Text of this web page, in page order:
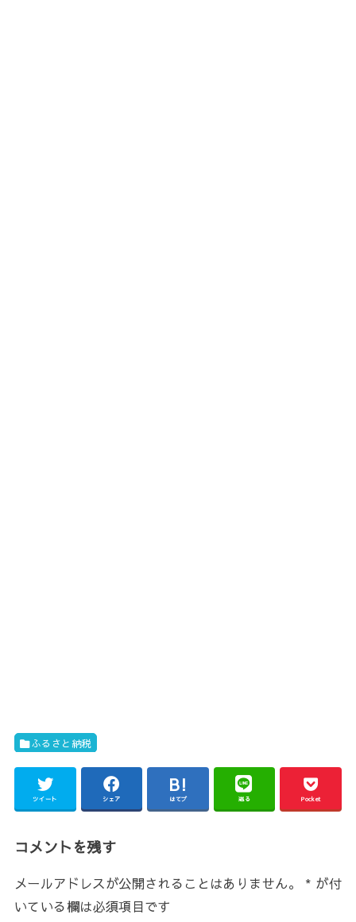
ふるさと納税
ツイート シェア はてブ 送る Pocket
コメントを残す
メールアドレスが公開されることはありません。 * が付
いている欄は必須項目です